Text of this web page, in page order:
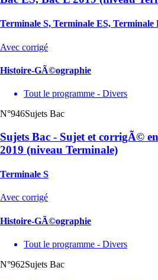
Terminale S, Terminale ES, Terminale
Avec corrigé
Histoire-GÃ©ographie
Tout le programme - Divers
N°946Sujets Bac
Sujets Bac - Sujet et corrigÃ©
2019 (niveau Terminale)
Terminale S
Avec corrigé
Histoire-GÃ©ographie
Tout le programme - Divers
N°962Sujets Bac